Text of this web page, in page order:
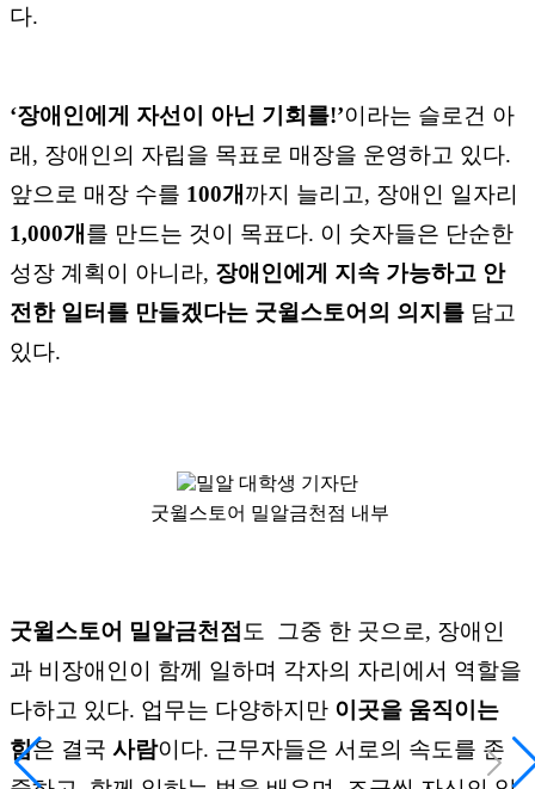
다.
‘장애인에게 자선이 아닌 기회를!’이라는 슬로건 아
래, 장애인의 자립을 목표로 매장을 운영하고 있다.
앞으로 매장 수를 100개 까지 늘리고, 장애인 일자리
1,000개 를 만드는 것이 목표다. 이 숫자들은 단순한
성장 계획이 아니라, 장애인에게 지속 가능하고 안
전한 일터를 만들겠다는 굿윌스토어의 의지를 담고
있다.
굿윌스토어 밀알금천점 내부
굿윌스토어 밀알금천점 도 그중 한 곳으로, 장애인
과 비장애인이 함께 일하며 각자의 자리에서 역할을
다하고 있다. 업무는 다양하지만 이곳을 움직이는
힘은 결국 사람이다. 근무자들은 서로의 속도를 존